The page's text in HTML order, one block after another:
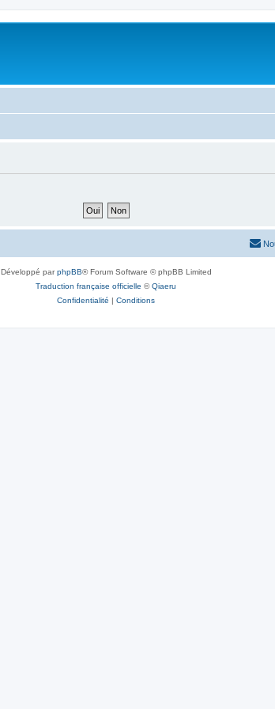
Développé parphpBB® Forum Software © phpBB Limited
Traduction française officielle ©Qiaeru
Confidentialité | Conditions